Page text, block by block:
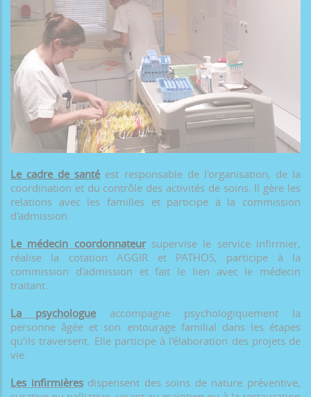
Le cadre de santéest responsable de l'organisation, de la
coordination et du contrôle des activités de soins. Il gère les
relations avec les familles et participe à la commission
d'admission.
Le médecin coordonnateursupervise le service infirmier,
réalise la cotation AGGIR et PATHOS, participe à la
commission d'admission et fait le lien avec le médecin
traitant.
La psychologueaccompagne psychologiquement la
personne âgée et son entourage familial dans les étapes
qu'ils traversent. Elle participe à l'élaboration des projets de
vie.
Les infirmièresdispensent des soins de nature préventive,